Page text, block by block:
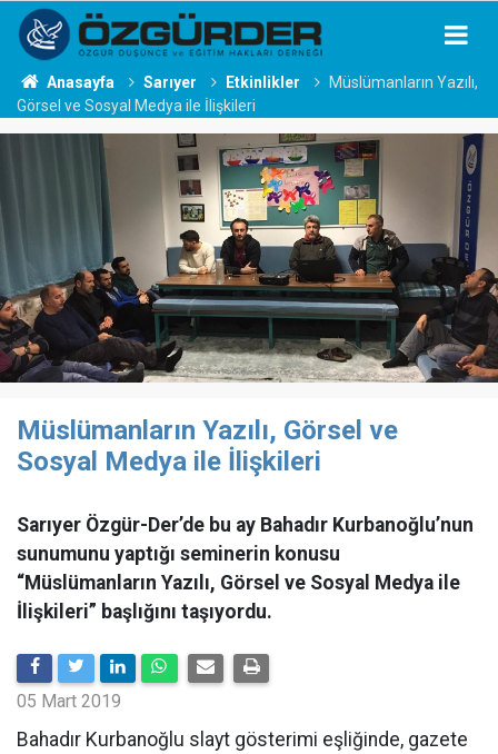
Anasayfa Sarıyer Etkinlikler
Müslümanların Yazılı,
Görsel ve Sosyal Medya ile İlişkileri
Müslümanların Yazılı, Görsel ve
Sosyal Medya ile İlişkileri
Sarıyer Özgür-Der’de bu ay Bahadır Kurbanoğlu’nun
sunumunu yaptığı seminerin konusu
“Müslümanların Yazılı, Görsel ve Sosyal Medya ile
İlişkileri” başlığını taşıyordu.
05 Mart 2019
Bahadır Kurbanoğlu slayt gösterimi eşliğinde, gazete